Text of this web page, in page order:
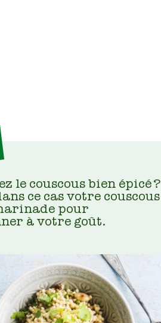
le couscous bien épicé ?
ce cas votre couscous
pour
à votre goût.